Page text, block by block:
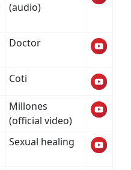
(audio)
Doctor
Coti
Millones
(official video)
Sexual healing